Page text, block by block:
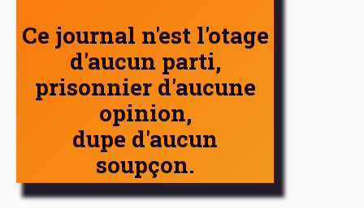
Ce journal n'est l'otage
d'aucun parti,
prisonnier d'aucune
opinion,
dupe d'aucun
soupçon.